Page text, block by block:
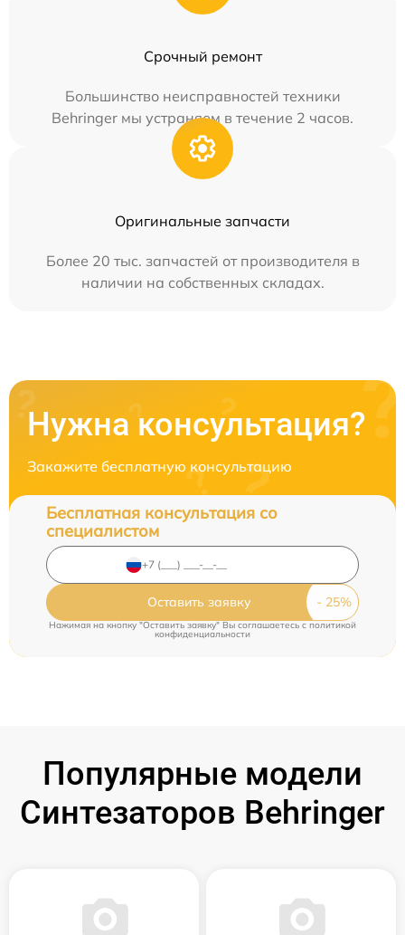
Срочный ремонт
Большинство неисправностей техники
Behringer мы устраняем в течение 2 часов.
Оригинальные запчасти
Более 20 тыс. запчастей от производителя в
наличии на собственных складах.
Нужна консультация?
Закажите бесплатную консультацию
Бесплатная консультация со
специалистом
Оставить заявку
Нажимая на кнопку "Оставить заявку" Вы соглашаетесь cполитикой
конфиденциальности
Популярные модели
Синтезаторов Behringer